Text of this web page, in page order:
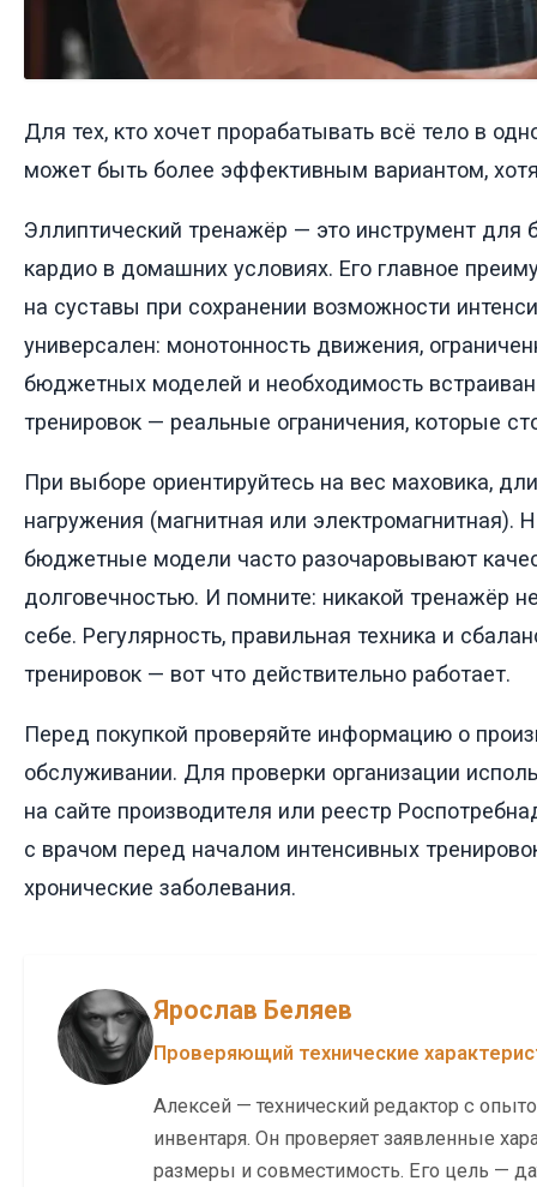
Для тех, кто хочет прорабатывать всё тело в
может быть более эффективным вариантом, хотя
Эллиптический тренажёр — это инструмент для
кардио в домашних условиях. Его главное
на суставы при сохранении возможности
универсален: монотонность движения,
бюджетных моделей и необходимость
тренировок — реальные ограничения, которые
При выборе ориентируйтесь на вес маховика,
нагружения (магнитная или электромагнитная).
бюджетные модели часто разочаровывают
долговечностью. И помните: никакой тренажёр
себе. Регулярность, правильная техника и
тренировок — вот что действительно работает.
Перед покупкой проверяйте информацию о
обслуживании. Для проверки организации
на сайте производителя или реестр
с врачом перед началом интенсивных
хронические заболевания.
Ярослав Беляев
Проверяющий технические
Алексей — технический редактор с
инвентаря. Он проверяет заявленные
размеры и совместимость. Его цель —